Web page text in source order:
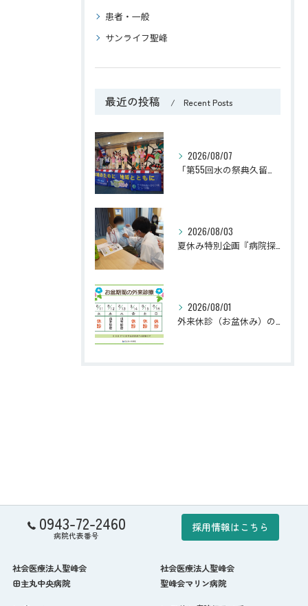
患者・一般
サンライフ聖峰
最近の投稿 Recent Posts
2026/08/07
2026/08/03
2026/08/01
0943-72-2460
病院代表番号
採用情報はこちら
社会医療法人聖峰会
田主丸中央病院
社会医療法人聖峰会
聖峰会マリン病院